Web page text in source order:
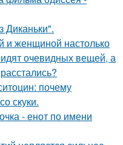
Диканьки".
женщиной настолько
очевидных вещей, а
почему
скуки.
- енот по имени